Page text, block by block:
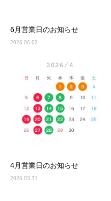
6月営業日のお知らせ
2026.06.02
4月営業日のお知らせ
2026.03.31